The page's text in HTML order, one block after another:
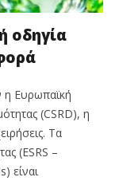
οδηγία
η Ευρωπαϊκή
(CSRD), η
Τα
(ESRS –
είναι